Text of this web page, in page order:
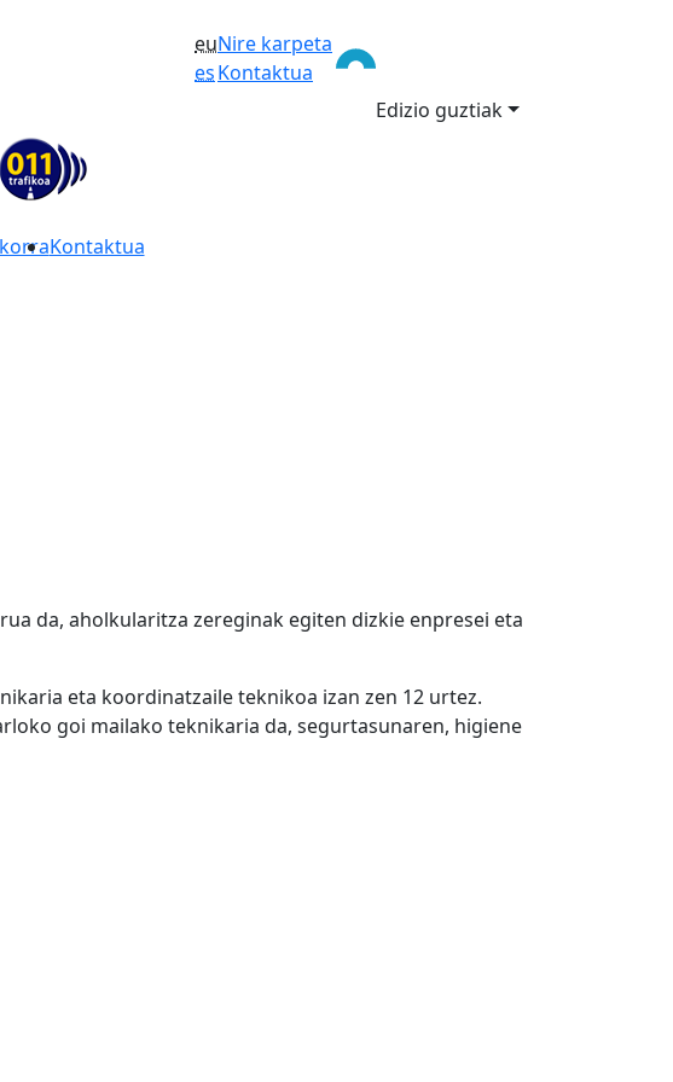
eu
es
Nire karpeta
Kontaktua
Edizio guztiak
Kontaktua
da, aholkularitza zereginak egiten dizkie enpresei eta
eta koordinatzaile teknikoa izan zen 12 urtez.
goi mailako teknikaria da, segurtasunaren, higiene